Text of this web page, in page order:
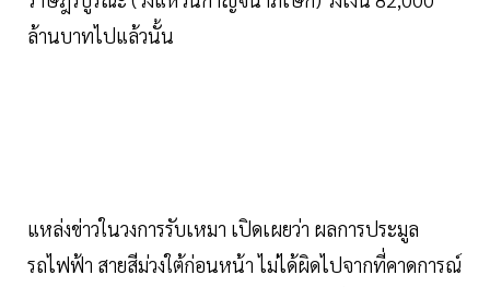
ล้านบาทไปแล้วนั้น
แหล่งข่าวในวงการรับเหมา เปิดเผยว่า ผลการประมูล
รถไฟฟ้า สายสีม่วงใต้ก่อนหน้า ไม่ได้ผิดไปจากที่คาดการณ์